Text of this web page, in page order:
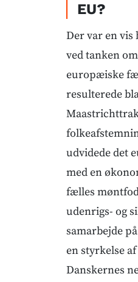
EU?
Der var en
ved tanken
europæiske
resulterede
udvidede det
med en
fælles
udenrigs- og
samarbejde
en styrkelse
Danskernes